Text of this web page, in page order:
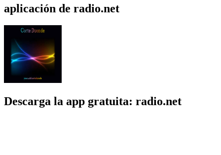
aplicación de radio.net
Descarga la app gratuita: radio.net